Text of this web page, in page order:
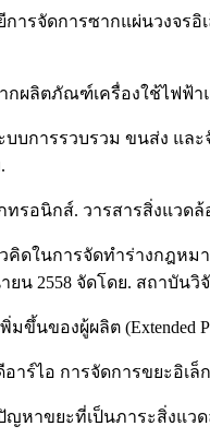
การจัดการซากแผ่นวง
ผลิตภัณฑ์เครื่องใช้ไฟฟ้า
บการรวบรวม ขนส่ง แ
รอนิกส์. วารสารสิ่งแวดล้อ
คิดในการจัดทำร่างกฎห
ยน 2558 จัดโดย. สถาบั
นของผู้ผลิต (Extended
าร์ไอ การจัดการขยะอิเ
ญหาขยะที่เป็นภาระสิ่งแว